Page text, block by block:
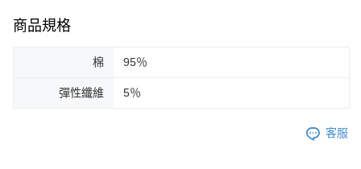
商品規格
棉 95％
彈性纖維 5％
客服